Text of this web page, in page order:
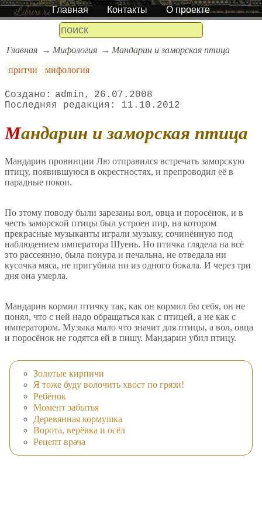
Главная Контакты О проекте
Главная Мифология
Мандарин и заморская птица
притчи
мифология
admin
26.07.2008
11.10.2012
Мандарин и заморская птица
Мандарин провинции Лю отправился встречать заморскую
птицу, появившуюся в окрестностях, и препроводил её в
парадные покои.
По этому поводу были зарезаны вол, овца и поросёнок, и в
честь заморской птицы был устроен пир, на котором
прекрасные музыканты играли музыку, сочинённую под
наблюдением императора Шуень. Но птичка глядела на всё
это рассеянно, была понура и печальна, не отведала ни
кусочка мяса, не пригубила ни из одного бокала. И через три
дня она умерла.
Мандарин кормил птичку так, как он кормил бы себя, он не
понял, что с ней надо обращаться как с птицей, а не как с
императором. Музыка мало что значит для птицы, а вол, овца
и поросёнок не годятся ей в пишу. Мандарин убил птицу.
Золотые кирпичи
Я тоже буду волочить хвост по грязи!
Ребёнок
Момент забытья
Деревянная кормушка
Ворота, верёвка и осёл
Рецепт врача